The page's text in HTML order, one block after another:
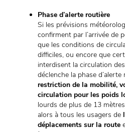
Phase d’alerte routière
Si les prévisions
confirment par l’arrivée de
que les conditions de
difficiles, ou encore que
interdisent la circulation
déclenche la phase d’alerte
restriction de la mobilité,
circulation pour les poids
lourds de plus de 13
alors à tous les usagers de
déplacements sur la route